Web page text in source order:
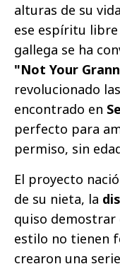
alturas de su
ese espíritu
gallega se ha
"Not Your
revolucionado
encontrado en
perfecto para
permiso, sin
El proyecto
de su nieta, la
quiso demostrar
estilo no tienen
crearon una